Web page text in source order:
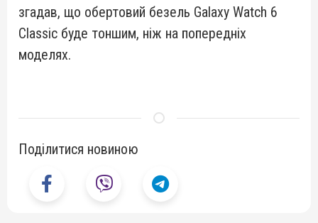
згадав, що обертовий безель Galaxy Watch 6
Classic буде тоншим, ніж на попередніх
моделях.
Поділитися новиною